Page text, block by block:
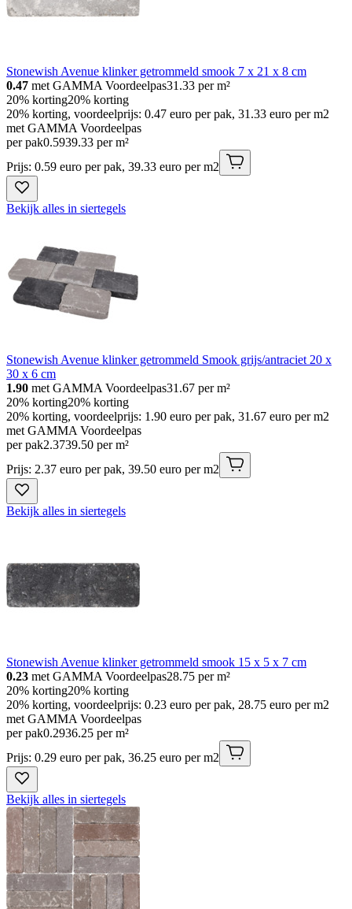
Stonewish Avenue klinker getrommeld smook 7 x 21 x 8 cm
0.47 met GAMMA Voordeelpas31.33 per m²
20% korting20% korting
20% korting, voordeelprijs: 0.47 euro per pak, 31.33 euro per m2
met GAMMA Voordeelpas
per pak0.5939.33 per m²
Prijs: 0.59 euro per pak, 39.33 euro per m2
Bekijk alles in siertegels
Stonewish Avenue klinker getrommeld Smook grijs/antraciet 20 x
30 x 6 cm
1.90 met GAMMA Voordeelpas31.67 per m²
20% korting20% korting
20% korting, voordeelprijs: 1.90 euro per pak, 31.67 euro per m2
met GAMMA Voordeelpas
per pak2.3739.50 per m²
Prijs: 2.37 euro per pak, 39.50 euro per m2
Bekijk alles in siertegels
Stonewish Avenue klinker getrommeld smook 15 x 5 x 7 cm
0.23 met GAMMA Voordeelpas28.75 per m²
20% korting20% korting
20% korting, voordeelprijs: 0.23 euro per pak, 28.75 euro per m2
met GAMMA Voordeelpas
per pak0.2936.25 per m²
Prijs: 0.29 euro per pak, 36.25 euro per m2
Bekijk alles in siertegels